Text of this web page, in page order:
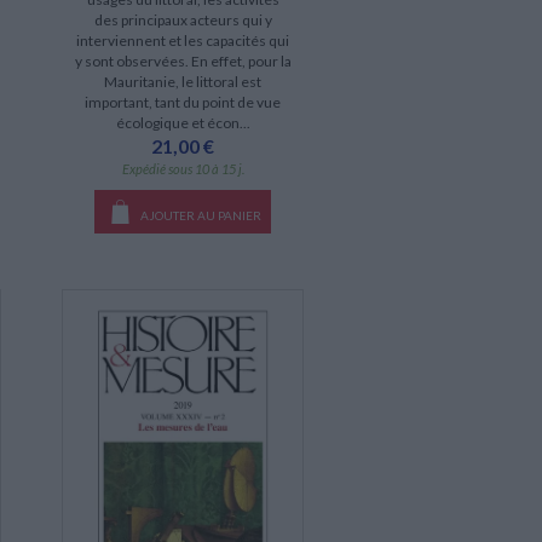
des principaux acteurs qui y
interviennent et les capacités qui
y sont observées. En effet, pour la
Mauritanie, le littoral est
important, tant du point de vue
écologique et écon...
21,00 €
Expédié sous 10 à 15 j.
AJOUTER AU PANIER